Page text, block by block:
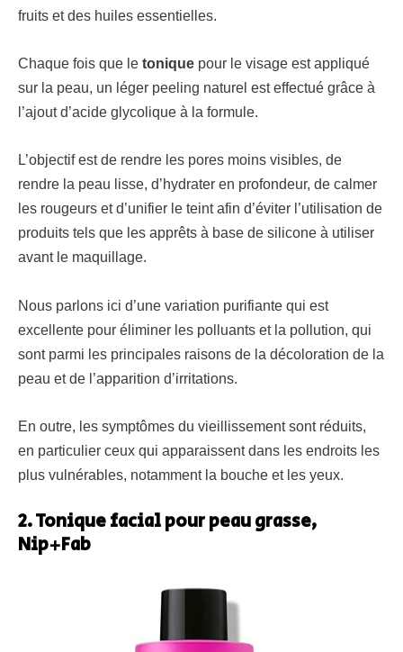
fruits et des huiles essentielles.
Chaque fois que le tonique pour le visage est appliqué
sur la peau, un léger peeling naturel est effectué grâce à
l’ajout d’acide glycolique à la formule.
L’objectif est de rendre les pores moins visibles, de
rendre la peau lisse, d’hydrater en profondeur, de calmer
les rougeurs et d’unifier le teint afin d’éviter l’utilisation de
produits tels que les apprêts à base de silicone à utiliser
avant le maquillage.
Nous parlons ici d’une variation purifiante qui est
excellente pour éliminer les polluants et la pollution, qui
sont parmi les principales raisons de la décoloration de la
peau et de l’apparition d’irritations.
En outre, les symptômes du vieillissement sont réduits,
en particulier ceux qui apparaissent dans les endroits les
plus vulnérables, notamment la bouche et les yeux.
2. Tonique facial pour peau grasse,
Nip+Fab